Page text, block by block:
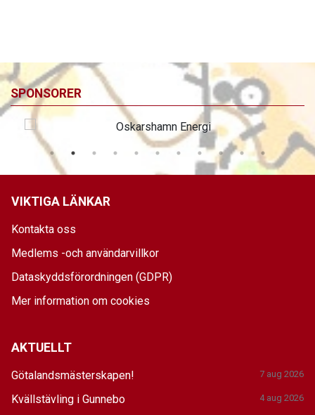
SPONSORER
VIKTIGA LÄNKAR
Kontakta oss
Medlems -och användarvillkor
Dataskyddsförordningen (GDPR)
Mer information om cookies
AKTUELLT
Götalandsmästerskapen! 7 aug 2026
Kvällstävling i Gunnebo 4 aug 2026